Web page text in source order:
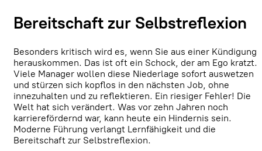
Bereitschaft zur Selbstreflexion
Besonders kritisch wird es, wenn Sie aus einer Kündigung
herauskommen. Das ist oft ein Schock, der am Ego kratzt.
Viele Manager wollen diese Niederlage sofort auswetzen
und stürzen sich kopflos in den nächsten Job, ohne
innezuhalten und zu reflektieren. Ein riesiger Fehler! Die
Welt hat sich verändert. Was vor zehn Jahren noch
karrierefördernd war, kann heute ein Hindernis sein.
Moderne Führung verlangt Lernfähigkeit und die
Bereitschaft zur Selbstreflexion.